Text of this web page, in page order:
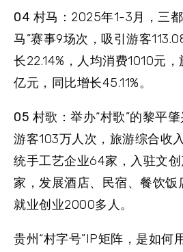
04 村马： 2025年1-3月，三
马”赛事9场次，吸引游客
长22.14%，人均消费1010元
亿元，同比增长45.11%。
05 村歌： 举办“村歌”的黎平
游客103万人次，旅游综合收
统手工艺企业64家，入驻文
家，发展酒店、民宿、餐饮
就业创业2000多人。
贵州“村字号”IP矩阵，是如何